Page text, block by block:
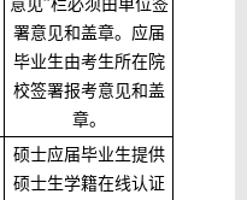
意见”栏必须由单位签
署意见和盖章。应届
毕业生由考生所在院
校签署报考意见和盖
章。
硕士应届毕业生提供
硕士生学籍在线认证